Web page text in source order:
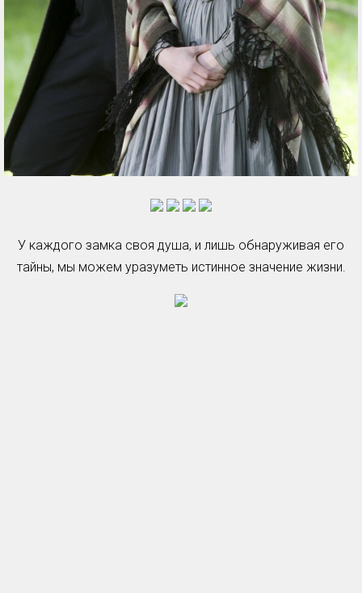
У каждого замка своя душа, и лишь обнаруживая его
тайны, мы можем уразуметь истинное значение жизни.